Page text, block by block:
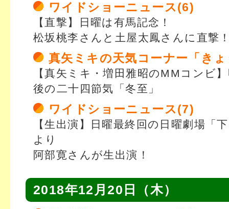
ワイドショーニュース(6)
【直撃】日曜は有馬記念！
松坂桃李さんと土屋太鳳さんに直撃
真矢ミキの天気コーナー「き
【真矢ミキ・増田雅昭のMMコンビ
後の二十四節気「冬至」
ワイドショーニュース(7)
【生出演】日曜最終回の日曜劇場「
より
阿部寛さんが生出演！
2018年12月20日（木）